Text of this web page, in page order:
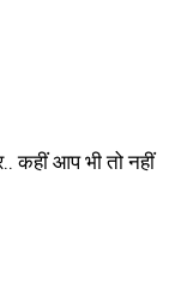
कहीं आप भी तो नहीं